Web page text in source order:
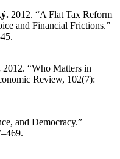
2012. “A Flat Tax Reform
and Financial Frictions.”
2012. “Who Matters in
Review, 102(7):
and Democracy.”